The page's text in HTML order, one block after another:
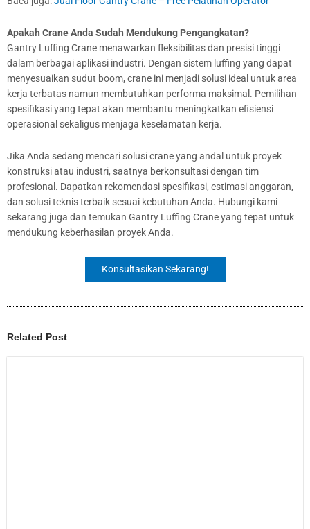
Apakah Crane Anda Sudah Mendukung Pengangkatan?
Gantry Luffing Crane menawarkan fleksibilitas dan presisi tinggi
dalam berbagai aplikasi industri. Dengan sistem luffing yang dapat
menyesuaikan sudut boom, crane ini menjadi solusi ideal untuk area
kerja terbatas namun membutuhkan performa maksimal. Pemilihan
spesifikasi yang tepat akan membantu meningkatkan efisiensi
operasional sekaligus menjaga keselamatan kerja.
Jika Anda sedang mencari solusi crane yang andal untuk proyek
konstruksi atau industri, saatnya berkonsultasi dengan tim
profesional. Dapatkan rekomendasi spesifikasi, estimasi anggaran,
dan solusi teknis terbaik sesuai kebutuhan Anda. Hubungi kami
sekarang juga dan temukan Gantry Luffing Crane yang tepat untuk
mendukung keberhasilan proyek Anda.
Konsultasikan Sekarang!
Related Post